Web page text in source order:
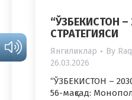
“ЎЗБЕКИСТОН –
СТРАТЕГИЯСИ
Янгиликлар By
26.03.2026
“ЎЗБЕКИСТОН –
56-мақсад: